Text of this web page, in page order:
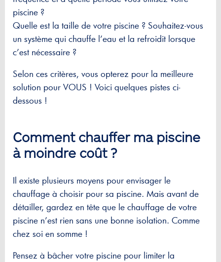
piscine ?
Quelle est la taille de votre piscine ? Souhaitez-vous
un système qui chauffe l’eau et la refroidit lorsque
c’est nécessaire ?
Selon ces critères, vous opterez pour la meilleure
solution pour VOUS ! Voici quelques pistes ci-
dessous !
Comment chauffer ma piscine
à moindre coût ?
Il existe plusieurs moyens pour envisager le
chauffage à choisir pour sa piscine. Mais avant de
détailler, gardez en tête que le chauffage de votre
piscine n’est rien sans une bonne isolation. Comme
chez soi en somme !
Pensez à bâcher votre piscine pour limiter la